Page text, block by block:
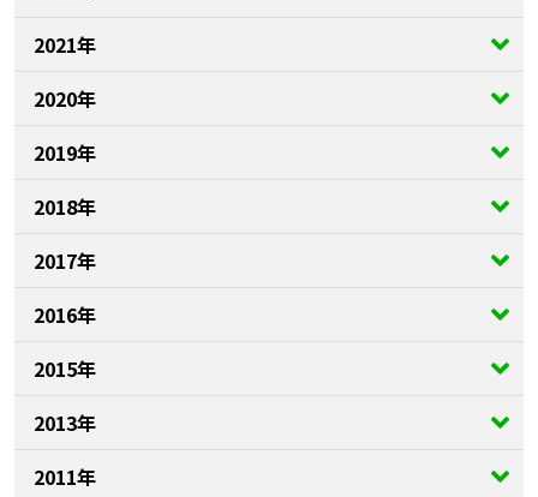
2021年
2020年
2019年
2018年
2017年
2016年
2015年
2013年
2011年